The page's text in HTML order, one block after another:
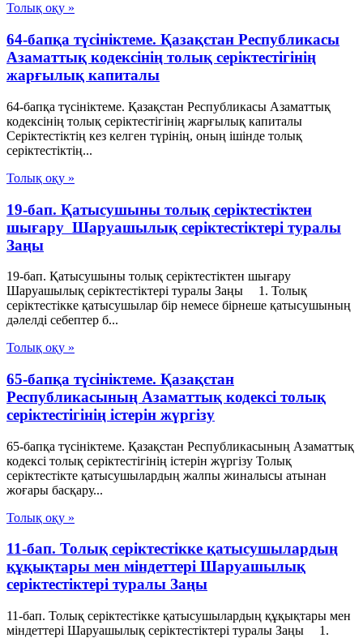
Толық оқу »
64-бапқа түсініктеме. Қазақстан Республикасы
Азаматтық кодексінің толық серіктестігінің
жарғылық капиталы
64-бапқа түсініктеме. Қазақстан Республикасы Азаматтық
кодексінің толық серіктестігінің жарғылық капиталы
Серіктестіктің кез келген түрінің, оның ішінде толық
серіктестіктің...
Толық оқу »
19-бап. Қатысушыны толық серiктестiктен
шығару Шаруашылық серіктестіктері туралы
Заңы
19-бап. Қатысушыны толық серiктестiктен шығару
Шаруашылық серіктестіктері туралы Заңы 1. Толық
серiктестiкке қатысушылар бiр немесе бiрнеше қатысушының
дәлелдi себептер б...
Толық оқу »
65-бапқа түсініктеме. Қазақстан
Республикасының Азаматтық кодексі толық
серіктестігінің істерін жүргізу
65-бапқа түсініктеме. Қазақстан Республикасының Азаматтық
кодексі толық серіктестігінің істерін жүргізу Толық
серіктестікте қатысушылардың жалпы жиналысы атынан
жоғары басқару...
Толық оқу »
11-бап. Толық серiктестiкке қатысушылардың
құқықтары мен мiндеттерi Шаруашылық
серіктестіктері туралы Заңы
11-бап. Толық серiктестiкке қатысушылардың құқықтары мен
мiндеттерi Шаруашылық серіктестіктері туралы Заңы 1.